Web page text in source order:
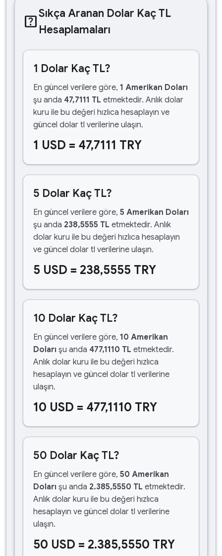
help_centerSıkça Aranan Dolar Kaç TL
Hesaplamaları
1 Dolar Kaç TL?
En güncel verilere göre, 1 Amerikan Doları
şu anda 47,7111 TL etmektedir. Anlık dolar
kuru ile bu değeri hızlıca hesaplayın ve
güncel dolar tl verilerine ulaşın.
1 USD = 47,7111 TRY
5 Dolar Kaç TL?
En güncel verilere göre, 5 Amerikan Doları
şu anda 238,5555 TL etmektedir. Anlık
dolar kuru ile bu değeri hızlıca hesaplayın
ve güncel dolar tl verilerine ulaşın.
5 USD = 238,5555 TRY
10 Dolar Kaç TL?
En güncel verilere göre, 10 Amerikan
Doları şu anda 477,1110 TL etmektedir.
Anlık dolar kuru ile bu değeri hızlıca
hesaplayın ve güncel dolar tl verilerine
ulaşın.
10 USD = 477,1110 TRY
50 Dolar Kaç TL?
En güncel verilere göre, 50 Amerikan
Doları şu anda 2.385,5550 TL etmektedir.
Anlık dolar kuru ile bu değeri hızlıca
hesaplayın ve güncel dolar tl verilerine
ulaşın.
50 USD = 2.385,5550 TRY